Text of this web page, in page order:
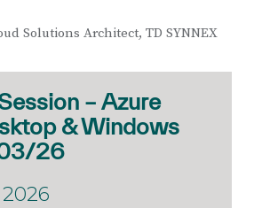
Solutions Architect, TD SYNNEX
– Azure
& Windows
26